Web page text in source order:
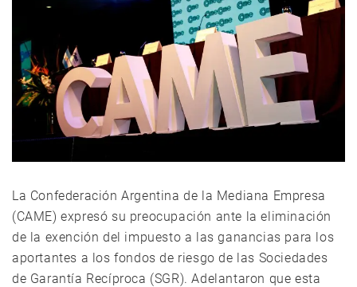
La Confederación Argentina de la Mediana Empresa
(CAME) expresó su preocupación ante la eliminación
de la exención del impuesto a las ganancias para los
aportantes a los fondos de riesgo de las Sociedades
de Garantía Recíproca (SGR). Adelantaron que esta